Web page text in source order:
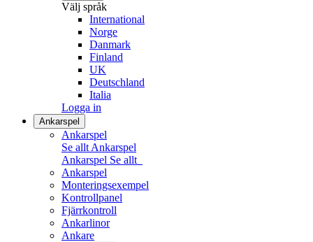
Välj språk
International
Norge
Danmark
Finland
UK
Deutschland
Italia
Logga in
Ankarspel
Ankarspel
Se allt Ankarspel
Ankarspel Se allt
Ankarspel
Monteringsexempel
Kontrollpanel
Fjärrkontroll
Ankarlinor
Ankare